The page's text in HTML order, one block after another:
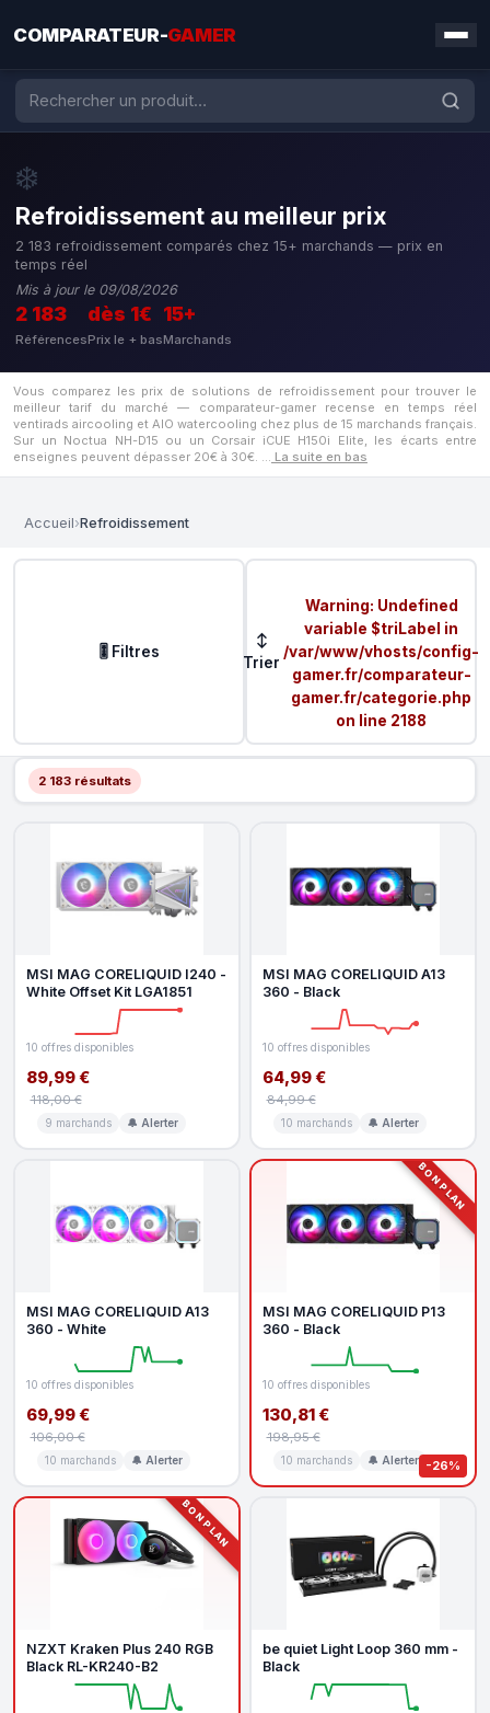
COMPARATEUR-GAMER
❄️
Refroidissement au meilleur prix
2 183 refroidissement comparés chez 15+ marchands — prix en
temps réel
Mis à jour le 09/08/2026
2 183
Références
dès 1€
Prix le + bas
15+
Marchands
Vous comparez les prix de solutions de refroidissement pour trouver le
meilleur tarif du marché — comparateur-gamer recense en temps réel
ventirads aircooling et AIO watercooling chez plus de 15 marchands français.
Sur un Noctua NH-D15 ou un Corsair iCUE H150i Elite, les écarts entre
enseignes peuvent dépasser 20€ à 30€. … La suite en bas
Accueil›Refroidissement
🎚️ Filtres
↕
Trier
Warning: Undefined
variable $triLabel in
/var/www/vhosts/config-
gamer.fr/comparateur-
gamer.fr/categorie.php
on line 2188
2 183 résultats
MSI MAG CORELIQUID I240 -
White Offset Kit LGA1851
10 offres disponibles
89,99 €
118,00 €
9 marchands 🔔 Alerter
MSI MAG CORELIQUID A13
360 - Black
10 offres disponibles
64,99 €
84,99 €
10 marchands 🔔 Alerter
MSI MAG CORELIQUID A13
360 - White
10 offres disponibles
69,99 €
106,00 €
10 marchands 🔔 Alerter
BON PLAN
-26%
MSI MAG CORELIQUID P13
360 - Black
10 offres disponibles
130,81 €
198,95 €
10 marchands 🔔 Alerter
BON PLAN
NZXT Kraken Plus 240 RGB
Black RL-KR240-B2
be quiet Light Loop 360 mm -
Black